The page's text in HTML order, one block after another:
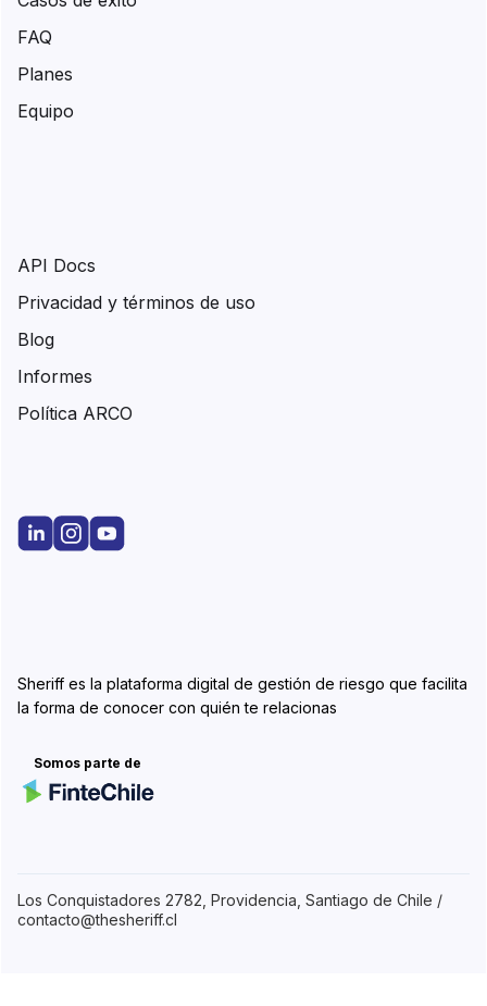
Sheriff es la plataforma digital de gestión de riesgo que facilita
la forma de conocer con quién te relacionas
Somos parte de
FAQ
Planes
Equipo
API Docs
Privacidad y términos de uso
Blog
Informes
Política ARCO
Los Conquistadores 2782, Providencia, Santiago de Chile /
contacto@thesheriff.cl